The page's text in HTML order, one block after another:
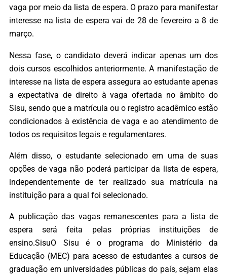
vaga por meio da lista de espera. O prazo para manifestar
interesse na lista de espera vai de 28 de fevereiro a 8 de
março.
Nessa fase, o candidato deverá indicar apenas um dos
dois cursos escolhidos anteriormente. A manifestação de
interesse na lista de espera assegura ao estudante apenas
a expectativa de direito à vaga ofertada no âmbito do
Sisu, sendo que a matrícula ou o registro acadêmico estão
condicionados à existência de vaga e ao atendimento de
todos os requisitos legais e regulamentares.
Além disso, o estudante selecionado em uma de suas
opções de vaga não poderá participar da lista de espera,
independentemente de ter realizado sua matrícula na
instituição para a qual foi selecionado.
A publicação das vagas remanescentes para a lista de
espera será feita pelas próprias instituições de
ensino.SisuO Sisu é o programa do Ministério da
Educação (MEC) para acesso de estudantes a cursos de
graduação em universidades públicas do país, sejam elas